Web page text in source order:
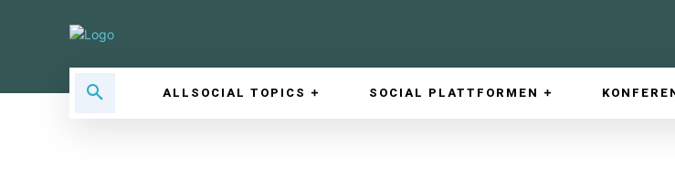
ALLSOCIAL TOPICS SOCIAL PLATTFORMEN